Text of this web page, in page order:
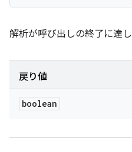
解析が呼び出しの終了に達
戻り値
boolean